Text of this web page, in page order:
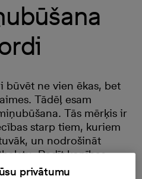
būvēt ne vien ēkas, bet
Tādēļ esam
Tās mērķis ir
starp tiem, kuriem
un nodrošināt
Radīt kopības
savai apkaimei.
privātumu